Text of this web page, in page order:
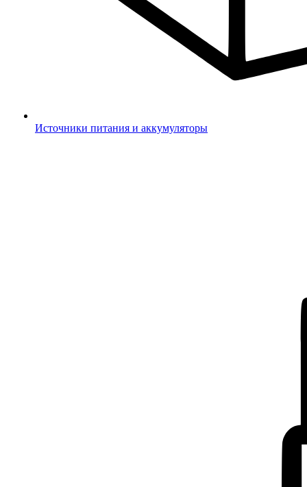
Источники питания и аккумуляторы